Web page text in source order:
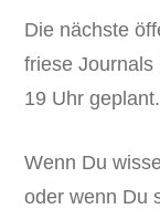
Die nächste
friese Journals
19 Uhr geplant.
Wenn Du
oder wenn Du